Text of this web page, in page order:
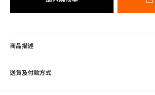
商品描述
送貨及付款方式